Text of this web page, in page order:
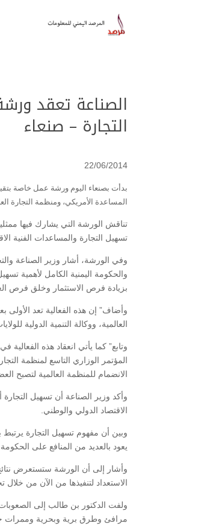
الصناعة تعقد
التجارة – صنعاء
22/06/2014
بدأت بصنعاء اليوم ورشة عمل خاصة
المساعدة الأمريكي، ومنظمة التجارة
تناقش الورشة التي يشارك فيها
تسهيل التجارة والمساعدات الفنية
وفي الورشة، أشار وزير الصناعة
والحكومة اليمنية الكامل لأهمية
بزيادة فرص الاستثمار وخلق فرص
وأضاف” إن هذه الفعالية تعد الأولى
العالمية، ووكالة التنمية الدولية
المؤتمر الوزاري التاسع لمنظمة
الانضمام للمنظمة العالمية لتصبح العضو 160
وأكد وزير الصناعة أن تسهيل
الاقتصاد الدولي والوطني.
وبين أن مفهوم تسهيل التجارة
يعود بالعديد من المنافع على
وأشار إلى أن الورشة ستستعرض نتائج
الاستعداد لتنفيذها من الآن من خلال
ولفت الدكتور بن طالب إلى الصعوبات
مرافئ وطرق برية وبحرية وممرات